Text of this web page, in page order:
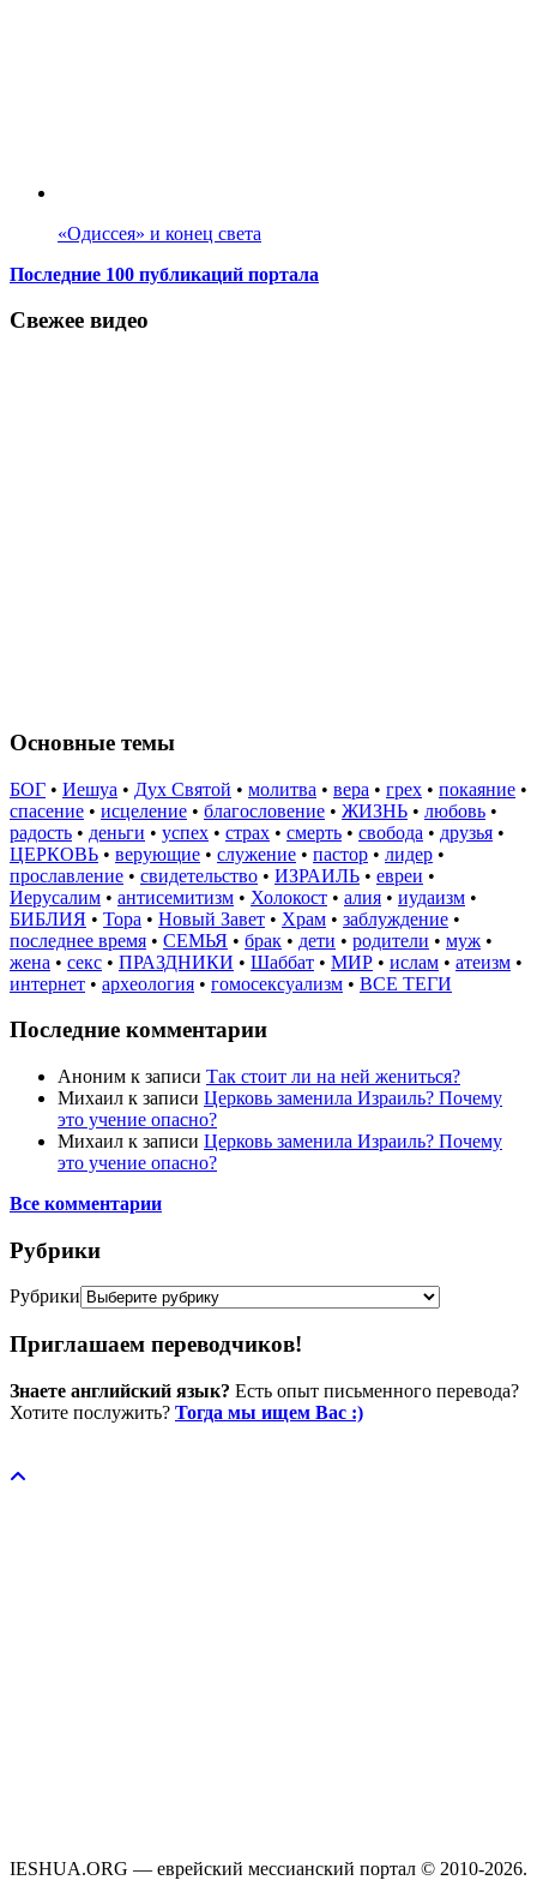
«Одиссея» и конец света
Последние 100 публикаций портала
Свежее видео
Основные темы
БОГ • Иешуа • Дух Святой • молитва • вера • грех • покаяние •
спасение • исцеление • благословение • ЖИЗНЬ • любовь •
радость • деньги • успех • страх • смерть • свобода • друзья •
ЦЕРКОВЬ • верующие • служение • пастор • лидер •
прославление • свидетельство • ИЗРАИЛЬ • евреи •
Иерусалим • антисемитизм • Холокост • алия • иудаизм •
БИБЛИЯ • Тора • Новый Завет • Храм • заблуждение •
последнее время • СЕМЬЯ • брак • дети • родители • муж •
жена • секс • ПРАЗДНИКИ • Шаббат • МИР • ислам • атеизм •
интернет • археология • гомосексуализм • ВСЕ ТЕГИ
Последние комментарии
Аноним к записи Так стоит ли на ней жениться?
Михаил к записи Церковь заменила Израиль? Почему
это учение опасно?
Михаил к записи Церковь заменила Израиль? Почему
это учение опасно?
Все комментарии
Рубрики
Рубрики
Приглашаем переводчиков!
Знаете английский язык? Есть опыт письменного перевода?
Хотите послужить? Тогда мы ищем Вас :)
IESHUA.ORG — еврейский мессианский портал © 2010-2026.